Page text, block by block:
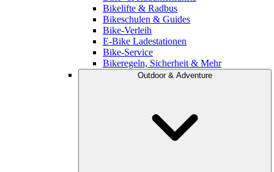
Bikelifte & Radbus
Bikeschulen & Guides
Bike-Verleih
E-Bike Ladestationen
Bike-Service
Bikeregeln, Sicherheit & Mehr
Outdoor & Adventure